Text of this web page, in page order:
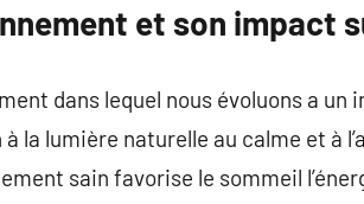
et son impact
dans lequel nous évoluons a
à la lumière naturelle au calme et à
sain favorise le sommeil